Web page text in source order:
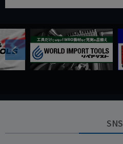
Previous
SNS